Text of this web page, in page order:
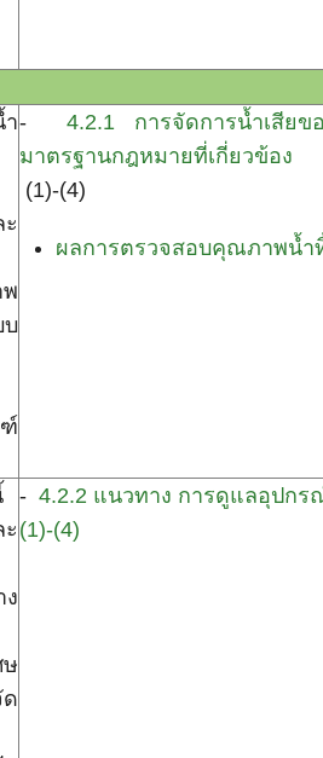
บ
- 4.2.1 การจัดการน้ำเสีย
มาตรฐานกฎหมายที่เกี่ยวข้อง
(1)-(4)
ผลการตรวจสอบคุณภาพน้
- 4.2.2 แนวทาง การดูแลอุปกร
(1)-(4)